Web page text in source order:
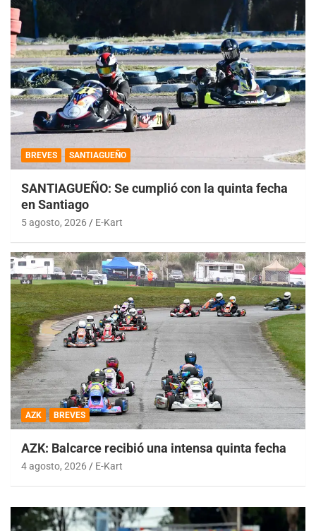
BREVES SANTIAGUEÑO
SANTIAGUEÑO: Se cumplió con la quinta fecha
en Santiago
5 agosto, 2026 E-Kart
AZK BREVES
AZK: Balcarce recibió una intensa quinta fecha
4 agosto, 2026 E-Kart